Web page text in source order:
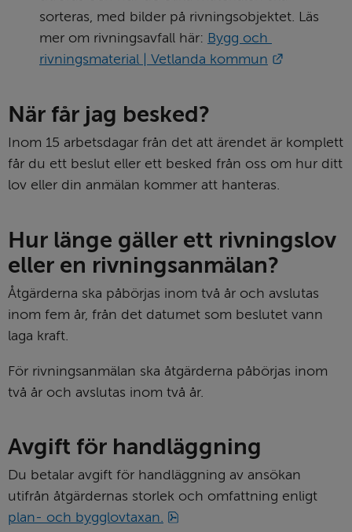
sorteras, med bilder på rivningsobjektet. Läs
mer om rivningsavfall här: Bygg och
rivningsmaterial | Vetlanda kommun
När får jag besked?
Inom 15 arbetsdagar från det att ärendet är komplett
får du ett beslut eller ett besked från oss om hur ditt
lov eller din anmälan kommer att hanteras.
Hur länge gäller ett rivningslov
eller en rivningsanmälan?
Åtgärderna ska påbörjas inom två år och avslutas
inom fem år, från det datumet som beslutet vann
laga kraft.
För rivningsanmälan ska åtgärderna påbörjas inom
två år och avslutas inom två år.
Avgift för handläggning
Du betalar avgift för handläggning av ansökan
plan- och bygglovtaxan.